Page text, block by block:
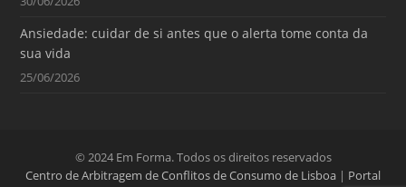
Ansiedade: cuidar de si antes que o alerta tome conta da
sua vida
25/06/2026
© 2024 Em Forma. Todos os direitos reservados
Centro de Arbitragem de Conflitos de Consumo de Lisboa | Portal